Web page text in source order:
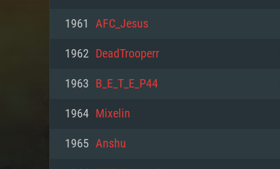
1961 AFC_Jesus
1962 DeadTrooperr
1963 B_E_T_E_P44
1964 Mixelin
1965 Anshu